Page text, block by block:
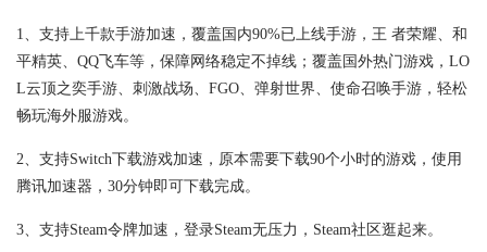
1、支持上千款手游加速，覆盖国内90%已上线手游，王 者荣耀、和
平精英、QQ飞车等，保障网络稳定不掉线；覆盖国外热门游戏，LO
L云顶之奕手游、刺激战场、FGO、弹射世界、使命召唤手游，轻松
畅玩海外服游戏。
2、支持Switch下载游戏加速，原本需要下载90个小时的游戏，使用
腾讯加速器，30分钟即可下载完成。
3、支持Steam令牌加速，登录Steam无压力，Steam社区逛起来。